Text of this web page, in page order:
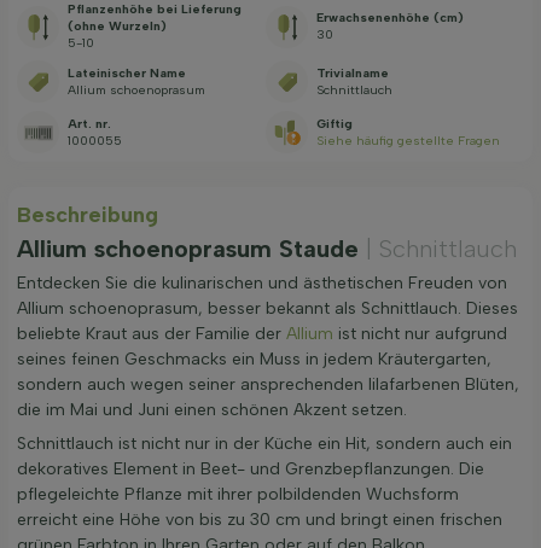
Pflanzenhöhe bei Lieferung
(ohne Wurzeln)
5-10
Erwachsenenhöhe (cm)
30
Lateinischer Name
Allium schoenoprasum
Trivialname
Schnittlauch
Art. nr.
1000055
Giftig
Siehe häufig gestellte Fragen
Beschreibung
Allium schoenoprasum Staude | Schnittlauch
Entdecken Sie die kulinarischen und ästhetischen Freuden von
Allium schoenoprasum, besser bekannt als Schnittlauch. Dieses
beliebte Kraut aus der Familie der Allium ist nicht nur aufgrund
seines feinen Geschmacks ein Muss in jedem Kräutergarten,
sondern auch wegen seiner ansprechenden lilafarbenen Blüten,
die im Mai und Juni einen schönen Akzent setzen.
Schnittlauch ist nicht nur in der Küche ein Hit, sondern auch ein
dekoratives Element in Beet- und Grenzbepflanzungen. Die
pflegeleichte Pflanze mit ihrer polbildenden Wuchsform
erreicht eine Höhe von bis zu 30 cm und bringt einen frischen